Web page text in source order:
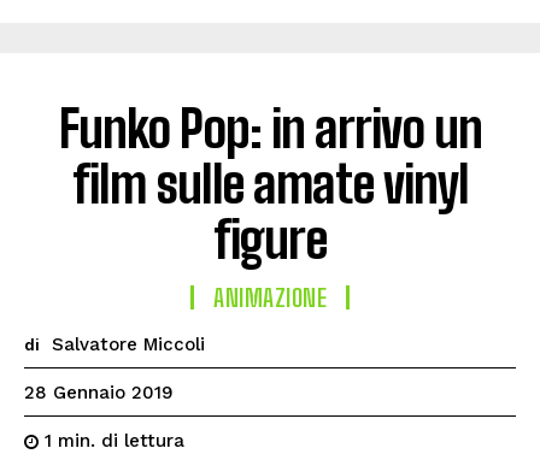
Funko Pop: in arrivo un
film sulle amate vinyl
figure
ANIMAZIONE
di Salvatore Miccoli
28 Gennaio 2019
1 min. di lettura